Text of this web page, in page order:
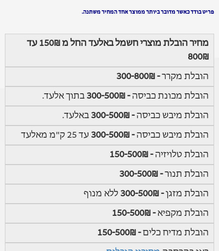
פריט בודד כאשר מדובר ביותר ממוצר אחד המחיר משתנה.
מחיר הובלת מוצרי חשמל באלעד החל מ 150₪ עד
800₪
הובלת מקרר- 300-800₪
הובלת מכונת כביסה - 300-500₪
בתוך אלעד.
הובלת מיבש כביסה - 300-500₪
באלעד.
הובלת מיבש כביסה - 300-500₪
עד 25 ק"מ מאלעד
הובלת טלויזיה - 150-500₪
הובלת תנור- 300-500₪
הובלת מזגן- 300-500₪
ללא מנוף
הובלת מקפיא- 150-500₪
הובלת מדיח כלים- 150-500₪